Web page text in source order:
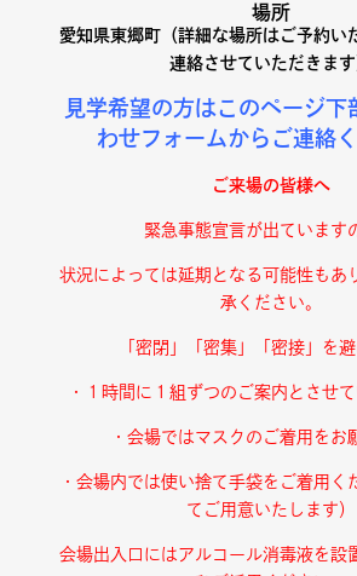
場所
愛知県東郷町（詳細な場所はご予約い
連絡させていただきます
見学希望の方はこのページ下
わせフォームからご連絡く
ご来場の皆様へ
緊急事態宣言が出ています
状況によっては延期となる可能性もあ
承ください。
「密閉」「密集」「密接」を
・１時間に１組ずつのご案内とさせて
・会場ではマスクのご着用をお
・会場内では使い捨て手袋をご着用く
てご用意いたします）
会場出入口にはアルコール消毒液を設